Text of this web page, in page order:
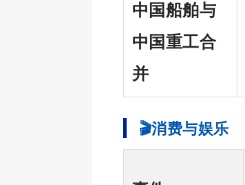
中国船舶与
中国重工合
并
🎬消费与娱乐